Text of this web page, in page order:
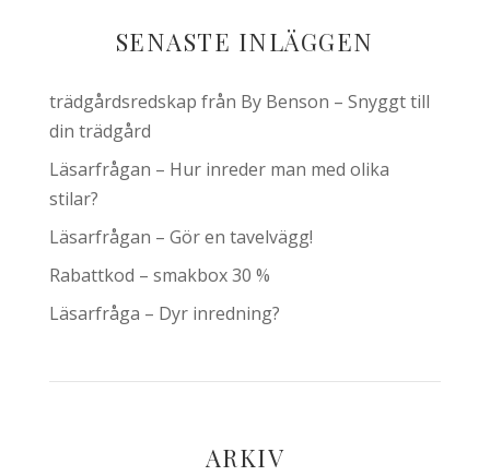
SENASTE INLÄGGEN
trädgårdsredskap från By Benson – Snyggt till
din trädgård
Läsarfrågan – Hur inreder man med olika
stilar?
Läsarfrågan – Gör en tavelvägg!
Rabattkod – smakbox 30 %
Läsarfråga – Dyr inredning?
ARKIV